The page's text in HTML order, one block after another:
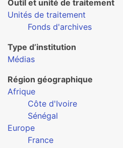
Outil et unité de traitement
Unités de traitement
Fonds d'archives
Type d’institution
Médias
Région géographique
Afrique
Côte d'Ivoire
Sénégal
Europe
France